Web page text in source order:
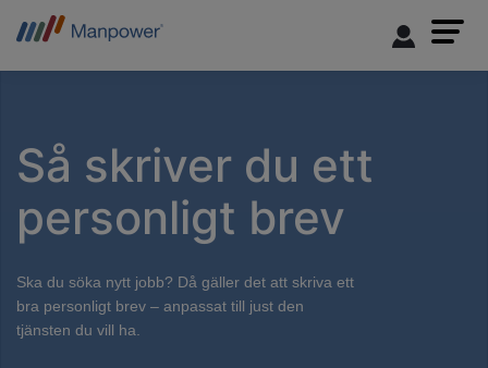
Så skriver du ett
personligt brev
Ska du söka nytt jobb? Då gäller det att skriva ett
bra personligt brev – anpassat till just den
tjänsten du vill ha.